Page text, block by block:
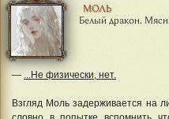
МОЛЬ
Белый дракон.
— ...Не физически, нет.
Взгляд Моль задерживается на